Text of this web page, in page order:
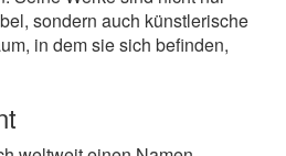
sondern auch künstlerische
in dem sie sich befinden,